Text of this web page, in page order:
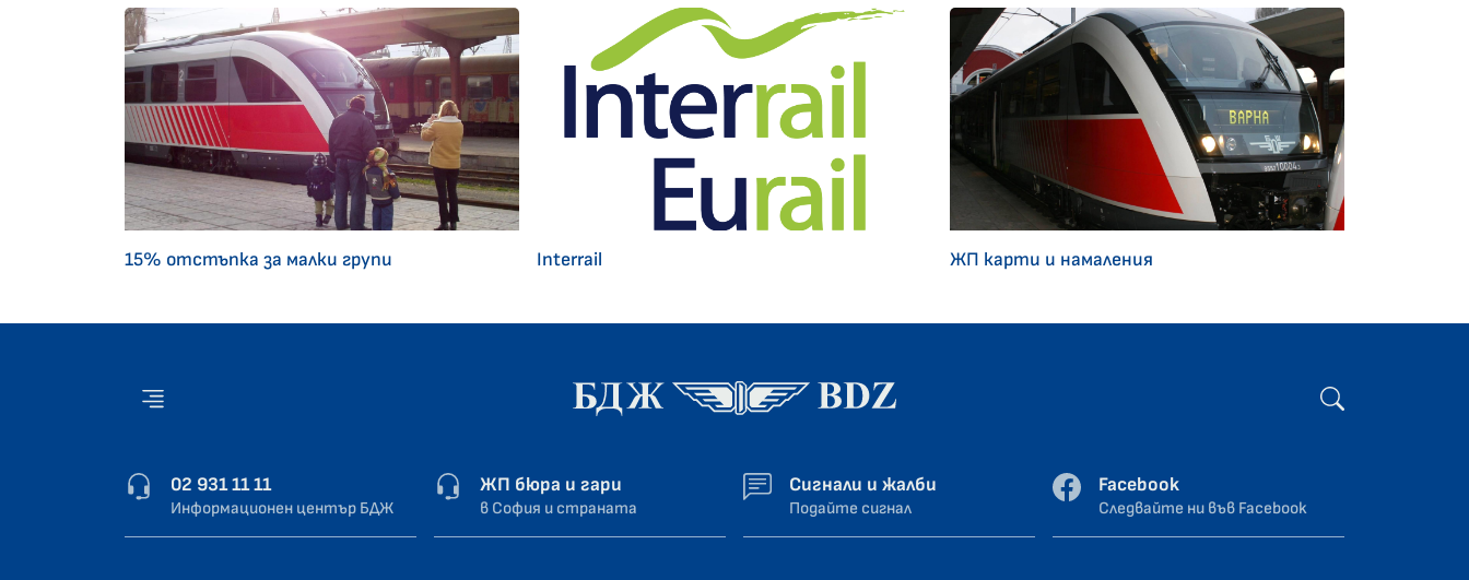
15% отстъпка за малки групи Interrail ЖП карти и намаления
02 931 11 11
Информационен център БДЖ
ЖП бюра и гари
в София и страната
Сигнали и жалби
Подайте сигнал
Facebook
Следвайте ни във Facebook